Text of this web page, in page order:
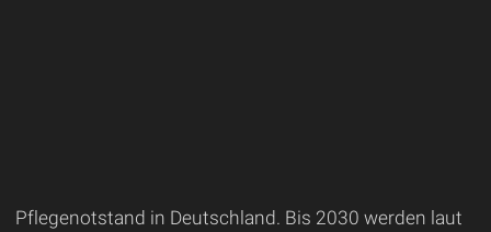
Pflegenotstand in Deutschland. Bis 2030 werden laut